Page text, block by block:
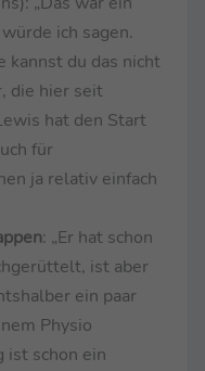
ich sagen.
kannst du das nicht
die hier seit
hat den Start
für
ja relativ einfach
: „Er hat schon
ist aber
ein paar
Physio
ist schon ein